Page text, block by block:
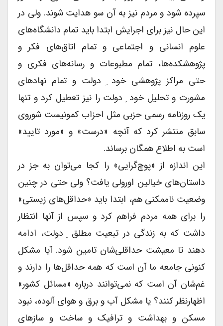
سپرده شود و مردم نیز به آن سو هدایت شوند. ولی در
این حال نیز برای اجرایش ابتدا باید تمام دانشگاه‌های
علوم انسانی و اجتماعی و تمام اتاق‌های فکر و
پژوهشکده‌ها، تمام مطبوعات و رسانه‌های فکری و
حتی مراکز پژوهشی خود ِ دولت و تمام نهادهای
مشورت و تحلیل خود ِ دولت را نیز تعطیل کرد و تنها
یک روزنامه رسمی حزبی مثل احزاب کمونیست شوروی
سابق منتشر کرد که آنچه «درست» و «مورد تایید»
است به اطلاع همگان برساند.
این اندازه از «پوچ‌گرایی» را کجا می‌توان به جز در
داستان‌های خیالین اورولی یافت؟ ولی حتی در چنین
وضعیت ناممکنی هم، ابتدا باید «حداقل‌های زیستی»
را برای همه مردم فراهم کرد و سپس از آنها انتظار
داشت که به زندگی در تبعیت مطلق ِ دولت، ادامه
دهند تا معیشت حداقلی‌شان تامین شود. آیا مشکل
کنونی جامعه ما آن است که همه حداقل‌ها را دارند و
غم‌شان آن است که نمی‌توانند درباره «مسائل کشور»
اظهار‌نظر کنند؟ یا مشکل آب و برق و هوای آلوده، نبود
مسکن و بهداشت و ترافیک و ساخت‌ و ساز‌های